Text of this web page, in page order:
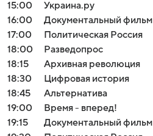
15:00
Украина.ру
16:00
Документальный фильм
17:00
Политическая Россия
18:00
Разведопрос
18:15
Архивная революция
18:30
Цифровая история
18:45
Альтернатива
19:00
Время - вперед!
19:15
Документальный фильм